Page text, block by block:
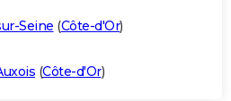
Seine (Côte-d'Or)
(Côte-d'Or)